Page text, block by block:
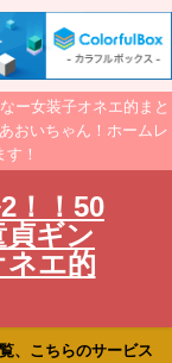
ー女装子オネエ的まと
おいちゃん！ホームレ
！
！！50
ギン
ネエ的
、こちらのサービス